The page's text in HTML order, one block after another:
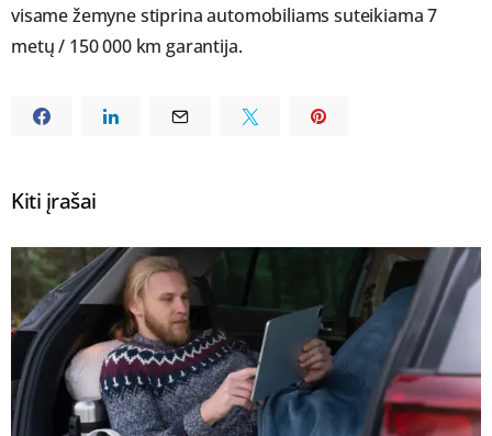
visame žemyne stiprina automobiliams suteikiama 7
metų / 150 000 km garantija.
Kiti įrašai